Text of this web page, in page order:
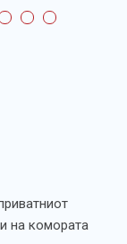
на комората